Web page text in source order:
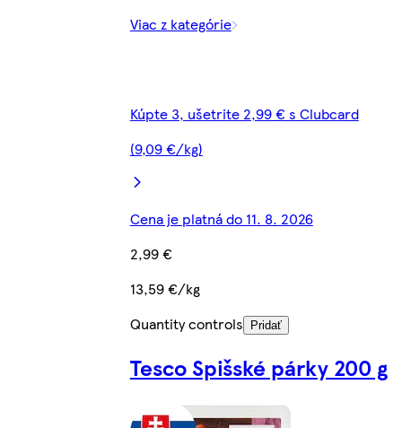
Viac z kategórie
Kúpte 3, ušetrite 2,99 € s Clubcard
(9,09 €/kg)
Cena je platná do 11. 8. 2026
2,99 €
13,59 €/kg
Quantity controls
Pridať
Tesco Spišské párky 200 g